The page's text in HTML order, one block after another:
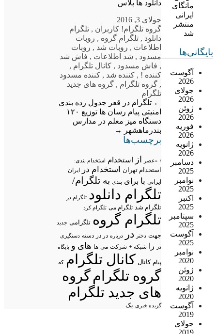
مانگای
ایرانی
منتشر
شد
بایگانی‌ها
آگوست
2026
جولای
2026
ژوئن
2026
فوریه
2026
ژانویه
2026
دسامبر
2025
نوامبر
2025
اکتبر
2025
سپتامبر
2025
آگوست
2025
نوامبر
2020
ژوئن
2020
ژانویه
2020
آگوست
2019
جولای
دانلود ها پلاس
جولای 3, 2016
گروه تلگرام! کاربران , تلگرام
دانلود , تلگرام گروه , روبات
اطلاعات , روبات شد , روبات
مسدود , شد اطلاعات , فاش شد
, فاش مسدود , کانال تلگرام ,
کننده ! , کننده شد , کننده مسدود
, گروه تلگرام , گروه های جدید
تلگرام
← تلگرام در قعر جدول رده بندی
امنیتی پیام رسان ها
توزیع ۱۲۰
دستگاه میز معلم در مدارس
بندرماهشهر
→
برچسب‌ها
/ «عصر از استخدام استخدام بندی:
استخدام تهران استخدام در ایران
ایرانی با برای بندی به تلگرام/
تلگرام دانلود تلگرام در
تلگرام شد تلگرام می تلگرام کرد
تلگرام گروه تلگرامی جدید
جهت دختر در درباره در در دسته دستگیری
در
را شبکه + شرکت می ها های و پایگاه
پیام کانال کانال تلگرام که
گروه تلگرامگروه
های جدید تلگرام
گزیده خبری یک